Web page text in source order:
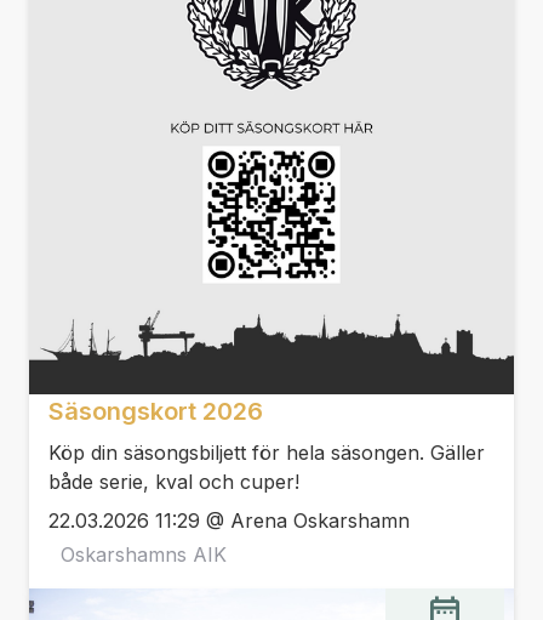
Säsongskort 2026
Köp din säsongsbiljett för hela säsongen. Gäller
både serie, kval och cuper!
22.03.2026 11:29 @ Arena Oskarshamn
Oskarshamns AIK